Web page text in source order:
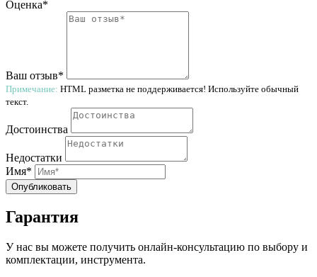
Оценка*
Ваш отзыв*
Примечание: HTML разметка не поддерживается! Используйте обычный
текст.
Достоинства
Недостатки
Имя*
Опубликовать
Гарантия
У нас вы можете получить онлайн-консультацию по выбору и
комплектации, инструмента.